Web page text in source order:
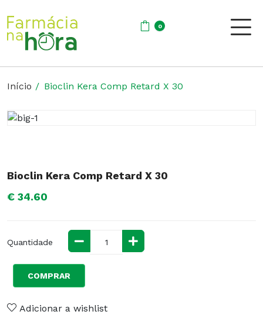
0
Início Bioclin Kera Comp Retard X 30
Bioclin Kera Comp Retard X 30
€ 34.60
Quantidade
COMPRAR
Adicionar a wishlist